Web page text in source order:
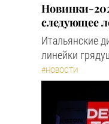
Новинки-
следующее
Итальянские
линейки
#НОВОСТИ